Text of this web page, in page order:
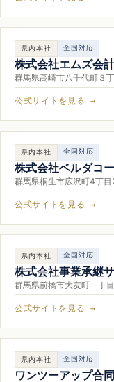
県内本社 全国対応
株式会社エムズ会計
群馬県高崎市八千代町３
公式サイトを見る →
県内本社 全国対応
株式会社ベルダコ
群馬県桐生市広沢町4丁
公式サイトを見る →
県内本社 全国対応
株式会社事業承継
群馬県前橋市大友町一丁
公式サイトを見る →
県内本社 全国対応
ワンツーアップ合